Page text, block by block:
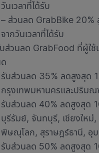
วันเวลาที่ได้รับ
– ส่วนลด GrabBike
จากวันเวลาที่ได้รับ
ส่วนลด GrabFood ที่ผู้ใช้
รับส่วนลด 35% ลดสูงสุด
กรุงเทพมหานครและปริมณ
รับส่วนลด 40% ลดสูงสุด
บุรีรัมย์, จันทบุรี, เชียงใหม่
พิษณุโลก, สุราษฎร์ธานี, อุ
รับส่วนลด 50% ลดสูงสุด